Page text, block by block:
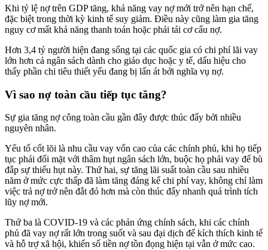
Khi tỷ lệ nợ trên GDP tăng, khả năng vay nợ mới trở nên hạn chế,
đặc biệt trong thời kỳ kinh tế suy giảm. Điều này cũng làm gia tăng
nguy cơ mất khả năng thanh toán hoặc phải tái cơ cấu nợ.
Hơn 3,4 tỷ người hiện đang sống tại các quốc gia có chi phí lãi vay
lớn hơn cả ngân sách dành cho giáo dục hoặc y tế, dấu hiệu cho
thấy phần chi tiêu thiết yếu đang bị lấn át bởi nghĩa vụ nợ.
Vì sao nợ toàn cầu tiếp tục tăng?
Sự gia tăng nợ công toàn cầu gần đây được thúc đẩy bởi nhiều
nguyên nhân.
Yếu tố cốt lõi là nhu cầu vay vốn cao của các chính phủ, khi họ tiếp
tục phải đối mặt với thâm hụt ngân sách lớn, buộc họ phải vay để bù
đắp sự thiếu hụt này. Thứ hai, sự tăng lãi suất toàn cầu sau nhiều
năm ở mức cực thấp đã làm tăng đáng kể chi phí vay, không chỉ làm
việc trả nợ trở nên đắt đỏ hơn mà còn thúc đẩy nhanh quá trình tích
lũy nợ mới.
Thứ ba là COVID-19 và các phản ứng chính sách, khi các chính
phủ đã vay nợ rất lớn trong suốt và sau đại dịch để kích thích kinh tế
và hỗ trợ xã hội, khiến số tiền nợ tồn đọng hiện tại vẫn ở mức cao.